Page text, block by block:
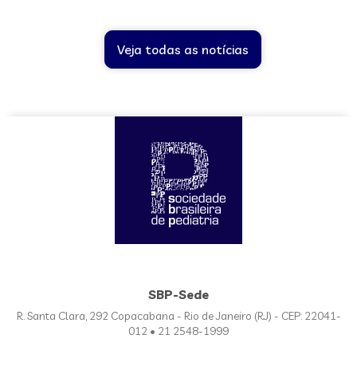
Veja todas as notícias
SBP-Sede
R. Santa Clara, 292 Copacabana - Rio de Janeiro (RJ) - CEP: 22041-
012 • 21 2548-1999